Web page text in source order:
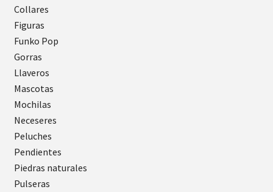
Collares
Figuras
Funko Pop
Gorras
Llaveros
Mascotas
Mochilas
Neceseres
Peluches
Pendientes
Piedras naturales
Pulseras